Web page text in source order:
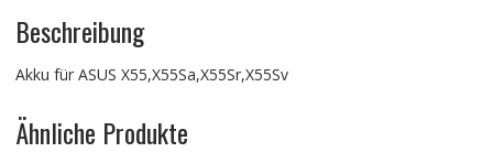
Beschreibung
Akku für ASUS X55,X55Sa,X55Sr,X55Sv
Ähnliche Produkte